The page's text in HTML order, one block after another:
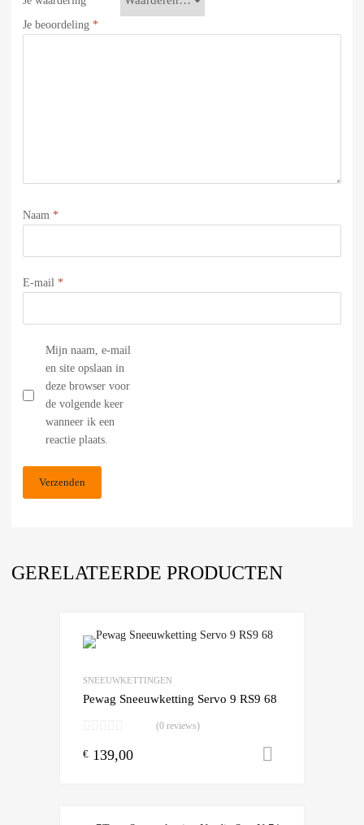
Je beoordeling *
Naam *
E-mail *
Mijn naam, e-mail
en site opslaan in
deze browser voor
de volgende keer
wanneer ik een
reactie plaats.
GERELATEERDE PRODUCTEN
SNEEUWKETTINGEN
Pewag Sneeuwketting Servo 9 RS9 68
(0 reviews)
€ 139,00